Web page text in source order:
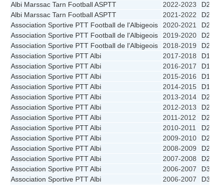
Albi Marssac Tarn Football ASPTT
2022-2023
D2
Albi Marssac Tarn Football ASPTT
2021-2022
D2
Association Sportive PTT Football de l'Albigeois
2020-2021
D2
Association Sportive PTT Football de l'Albigeois
2019-2020
D2
Association Sportive PTT Football de l'Albigeois
2018-2019
D2
Association Sportive PTT Albi
2017-2018
D1
Association Sportive PTT Albi
2016-2017
D1
Association Sportive PTT Albi
2015-2016
D1
Association Sportive PTT Albi
2014-2015
D1
Association Sportive PTT Albi
2013-2014
D2
Association Sportive PTT Albi
2012-2013
D2
Association Sportive PTT Albi
2011-2012
D2
Association Sportive PTT Albi
2010-2011
D2
Association Sportive PTT Albi
2009-2010
D2
Association Sportive PTT Albi
2008-2009
D2
Association Sportive PTT Albi
2007-2008
D2
Association Sportive PTT Albi
2006-2007
D3
Association Sportive PTT Albi
2006-2007
D3